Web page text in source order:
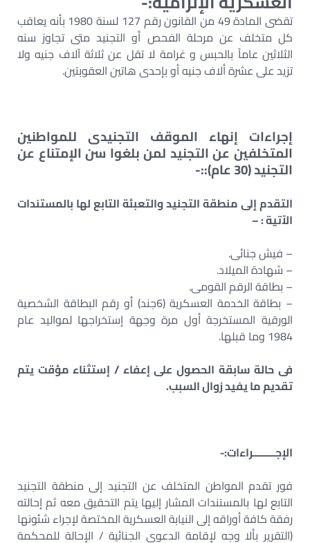
تقضى المادة 49 من القانون رقم 127 لسنة 1980 بأنه يعاقب
كل متخلف عن مرحلة الفحص أو التجنيد متى تجاوز سنه
الثلاثين عاماً بالحبس و غرامة لا تقل عن ثلاثة آلاف جنيه ولا
تزيد على عشرة ألاف جنيه أو بإحدى هاتين العقوبتين.
إجراءات إنهاء الموقف التجنيدى للمواطنين
المتخلفين عن التجنيد لمن بلغوا سن الإمتناع عن
التجنيد (30 عام)::-
التقدم إلى منطقة التجنيد والتعبئة التابع لها بالمستندات
الآتية : –
– فيش جنائى.
– شهادة الميلاد.
– بطاقة الرقم القومى.
– بطاقة الخدمة العسكرية (6جند) أو رقم البطاقة الشخصية
الورقية المستخرجة أول مرة وجهة إستخراجها لمواليد عام
1984 وما قبلها.
فى حالة سابقة الحصول على إعفاء / إستثناء مؤقت يتم
تقديم ما يفيد زوال السبب.
الإجــــــــراءات:-
فور تقدم المواطن المتخلف عن التجنيد إلى منطقة التجنيد
التابع لها بالمستندات المشار إليها يتم التحقيق معه ثم إحالته
رفقة كافة أوراقه إلى النيابة العسكرية المختصة لإجراء شئونها
(التقرير بألا وجه لإقامة الدعوى الجنائية / الإحالة للمحكمة